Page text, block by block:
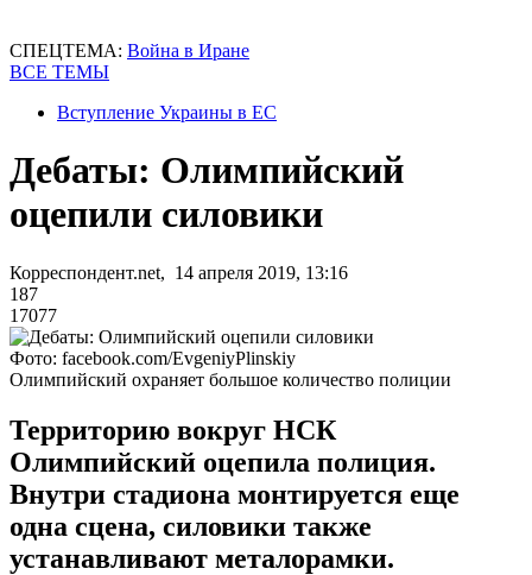
СПЕЦТЕМА: Война в Иране
ВСЕ ТЕМЫ
Вступление Украины в ЕС
Дебаты: Олимпийский
оцепили силовики
Корреспондент.net, 14 апреля 2019, 13:16
187
17077
Фото: facebook.com/EvgeniyPlinskiy
Олимпийский охраняет большое количество полиции
Территорию вокруг НСК
Олимпийский оцепила полиция.
Внутри стадиона монтируется еще
одна сцена, силовики также
устанавливают металорамки.